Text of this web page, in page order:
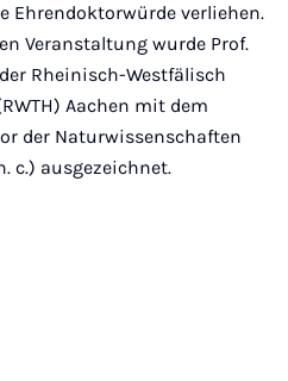
Ehrendoktorwürde verliehen.
Veranstaltung wurde Prof.
Rheinisch-Westfälisch
Aachen mit dem
der Naturwissenschaften
c.) ausgezeichnet.